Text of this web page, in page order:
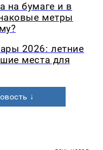
на бумаге и в
метры
2026: летние
места для
↓